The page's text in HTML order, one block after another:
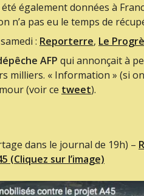
également données à
n’a pas eu le temps de
: Reporterre, Le
AFP qui annonçait à
milliers. « Information » (si
(voir ce tweet).
dans le journal de 19h) –
(Cliquez sur l’image)